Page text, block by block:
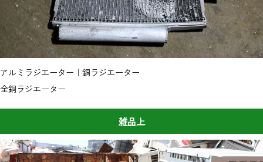
アルミラジエーター｜銅ラジエーター
全銅ラジエーター
雑品上